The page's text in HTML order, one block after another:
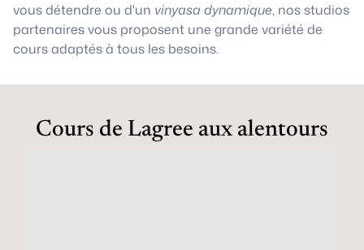
vous détendre ou d'un vinyasa dynamique, nos studios
partenaires vous proposent une grande variété de
cours adaptés à tous les besoins.
Cours de Lagree aux alentours